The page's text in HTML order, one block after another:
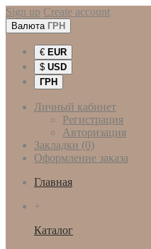
Sign up Create account
Валюта ГРН
€ EUR
$ USD
ГРН
Личный кабинет
Регистрация
Авторизация
Закладки (0)
Оформление заказа
Главная
+
Каталог